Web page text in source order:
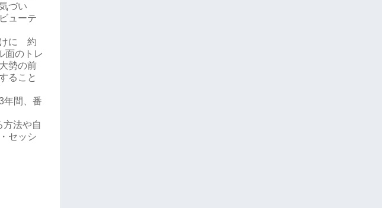
づい
ューテ
けに 約
面のトレ
勢の前
ること
年間、番
方法や自
セッシ